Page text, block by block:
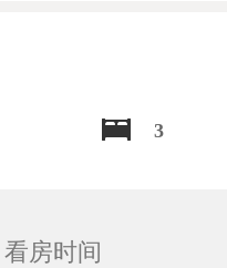
3
看房时间